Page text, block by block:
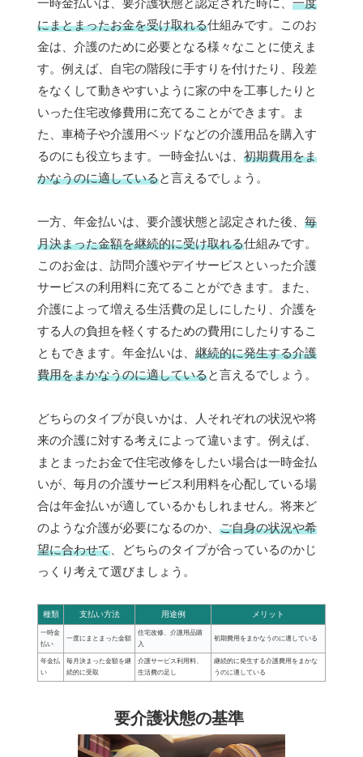
にまとまったお金を受け取れる仕組みです。このお
金は、介護のために必要となる様々なことに使えま
す。例えば、自宅の階段に手すりを付けたり、段差
をなくして動きやすいように家の中を工事したりと
いった住宅改修費用に充てることができます。ま
た、車椅子や介護用ベッドなどの介護用品を購入す
るのにも役立ちます。一時金払いは、 初期費用をま
かなうのに適していると言えるでしょう。
一方、年金払いは、要介護状態と認定された後、 毎
月決まった金額を継続的に受け取れる仕組みです。
このお金は、訪問介護やデイサービスといった介護
サービスの利用料に充てることができます。また、
介護によって増える生活費の足しにしたり、介護を
する人の負担を軽くするための費用にしたりするこ
ともできます。年金払いは、 継続的に発生する介護
費用をまかなうのに適していると言えるでしょう。
どちらのタイプが良いかは、人それぞれの状況や将
来の介護に対する考えによって違います。例えば、
まとまったお金で住宅改修をしたい場合は一時金払
いが、毎月の介護サービス利用料を心配している場
合は年金払いが適しているかもしれません。将来ど
のような介護が必要になるのか、 ご自身の状況や希
望に合わせて 、どちらのタイプが合っているのかじ
っくり考えて選びましょう。
種類 支払い方法 用途例 メリット
一時金
払い
一度にまとまった金額
住宅改修、介護用品購
入
初期費用をまかなうのに適している
年金払
い
毎月決まった金額を継
続的に受取
介護サービス利用料、
生活費の足し
継続的に発生する介護費用をまかな
うのに適している
要介護状態の基準